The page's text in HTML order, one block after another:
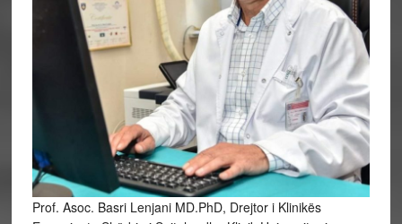
Prof. Asoc. Basri Lenjani MD.PhD, Drejtor i Klinikës